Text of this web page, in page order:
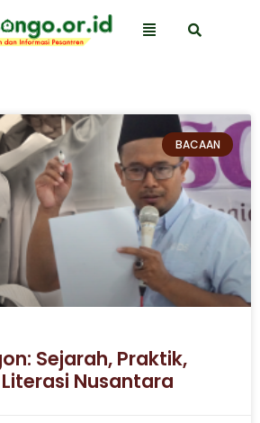
BACAAN
Sejarah, Praktik,
Nusantara